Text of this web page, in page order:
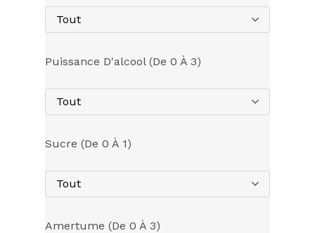
Tout
Puissance D'alcool (de 0 À 3)
Tout
Sucre (de 0 À 1)
Tout
Amertume (de 0 À 3)